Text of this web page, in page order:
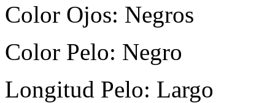
Color Ojos: Negros
Color Pelo: Negro
Longitud Pelo: Largo